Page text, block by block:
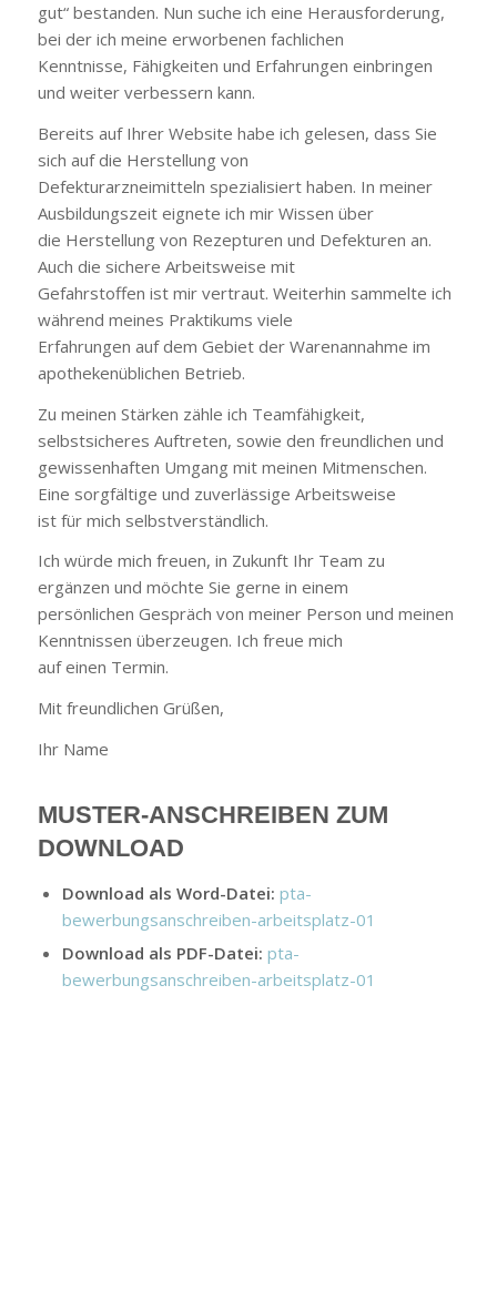
gut“ bestanden. Nun suche ich eine Herausforderung,
bei der ich meine erworbenen fachlichen
Kenntnisse, Fähigkeiten und Erfahrungen einbringen
und weiter verbessern kann.
Bereits auf Ihrer Website habe ich gelesen, dass Sie
sich auf die Herstellung von
Defekturarzneimitteln spezialisiert haben. In meiner
Ausbildungszeit eignete ich mir Wissen über
die Herstellung von Rezepturen und Defekturen an.
Auch die sichere Arbeitsweise mit
Gefahrstoffen ist mir vertraut. Weiterhin sammelte ich
während meines Praktikums viele
Erfahrungen auf dem Gebiet der Warenannahme im
apothekenüblichen Betrieb.
Zu meinen Stärken zähle ich Teamfähigkeit,
selbstsicheres Auftreten, sowie den freundlichen und
gewissenhaften Umgang mit meinen Mitmenschen.
Eine sorgfältige und zuverlässige Arbeitsweise
ist für mich selbstverständlich.
Ich würde mich freuen, in Zukunft Ihr Team zu
ergänzen und möchte Sie gerne in einem
persönlichen Gespräch von meiner Person und meinen
Kenntnissen überzeugen. Ich freue mich
auf einen Termin.
Mit freundlichen Grüßen,
Ihr Name
MUSTER-ANSCHREIBEN ZUM
DOWNLOAD
Download als Word-Datei: pta-
bewerbungsanschreiben-arbeitsplatz-01
Download als PDF-Datei: pta-
bewerbungsanschreiben-arbeitsplatz-01